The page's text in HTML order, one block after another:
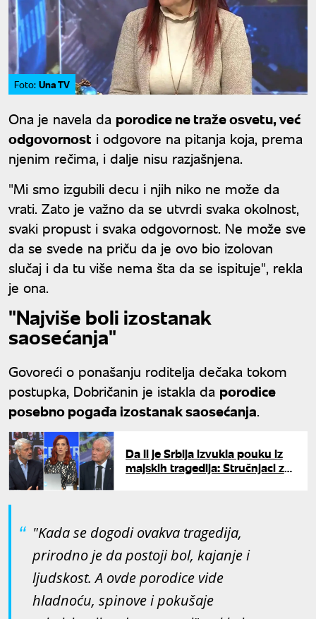
Foto: Una TV
Ona je navela da porodice ne traže osvetu, već
odgovornost i odgovore na pitanja koja, prema
njenim rečima, i dalje nisu razjašnjena.
"Mi smo izgubili decu i njih niko ne može da
vrati. Zato je važno da se utvrdi svaka okolnost,
svaki propust i svaka odgovornost. Ne može sve
da se svede na priču da je ovo bio izolovan
slučaj i da tu više nema šta da se ispituje", rekla
je ona.
"Najviše boli izostanak
saosećanja"
Govoreći o ponašanju roditelja dečaka tokom
postupka, Dobričanin je istakla da porodice
posebno pogađa izostanak saosećanja.
Da li je Srbija izvukla pouku iz
majskih tragedija: Stručnjaci za
"Kada se dogodi ovakva tragedija,
prirodno je da postoji bol, kajanje i
ljudskost. A ovde porodice vide
hladnoću, spinove i pokušaje